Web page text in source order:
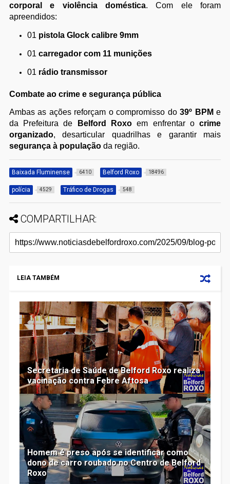
corporal e violência doméstica. Com ele foram
apreendidos:
01 pistola Glock calibre 9mm
01 carregador com 11 munições
01 rádio transmissor
Combate ao crime e segurança pública
Ambas as ações reforçam o compromisso do39º BPM e
da Prefeitura de
Belford Roxo em enfrentar ocrime
organizado, desarticular quadrilhas e garantir mais
segurança à populaçãoda região.
Baixada Fluminense 6410 Belford Roxo 18496
polícia 4529 Tráfico de Drogas 548
COMPARTILHAR:
LEIA TAMBÉM
Secretaria de Saúde de Belford Roxo realiza
vacinação contra Febre Aftosa
Homem é preso após se identificar como
dono de carro roubado no Centro de Belford
Roxo